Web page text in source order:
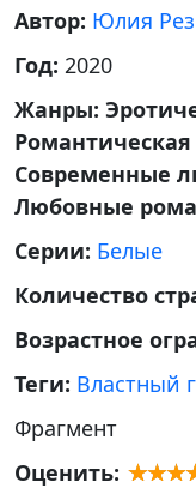
Автор: Юлия
Год: 2020
Жанры:
Романтическая
Современные
Любовные
Серии: Белые
Количество
Возрастное
Теги: Властный
Фрагмент
Оценить: